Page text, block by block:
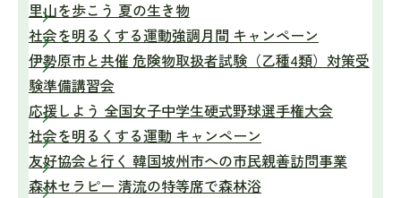
里山を歩こう 夏の生き物
社会を明るくする運動強調月間 キャンペーン
伊勢原市と共催 危険物取扱者試験（乙種4類）対策受
験準備講習会
応援しよう 全国女子中学生硬式野球選手権大会
社会を明るくする運動 キャンペーン
友好協会と行く 韓国坡州市への市民親善訪問事業
森林セラピー 清流の特等席で森林浴